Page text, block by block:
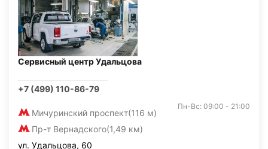
Сервисный центр Удальцова
+7 (499) 110-86-79
Мичуринский проспект(116 м)
Пр-т Вернадского(1,49 км)
Пн-Вс: 09:00 - 21:00
ул. Удальцова, 60